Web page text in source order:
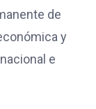
de
y
e